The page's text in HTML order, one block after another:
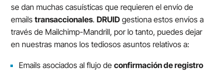
se dan muchas casuísticas que requieren el envío de
emailstransaccionales.DRUID gestiona estos envíos a
través de Mailchimp-Mandrill, por lo tanto, puedes dejar
en nuestras manos los tediosos asuntos relativos a:
Emails asociados al flujo deconfirmación de registro